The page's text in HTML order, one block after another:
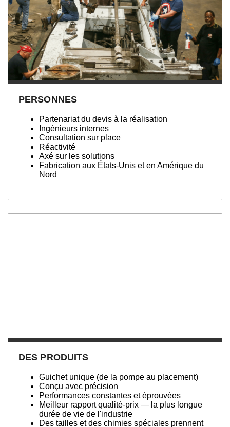
PERSONNES
Partenariat du devis à la réalisation
Ingénieurs internes
Consultation sur place
Réactivité
Axé sur les solutions
Fabrication aux États-Unis et en Amérique du
Nord
DES PRODUITS
Guichet unique (de la pompe au placement)
Conçu avec précision
Performances constantes et éprouvées
Meilleur rapport qualité-prix — la plus longue
durée de vie de l'industrie
Des tailles et des chimies spéciales prennent